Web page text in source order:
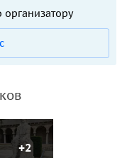
организатору
+2